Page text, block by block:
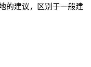
的建议，区别于一般建